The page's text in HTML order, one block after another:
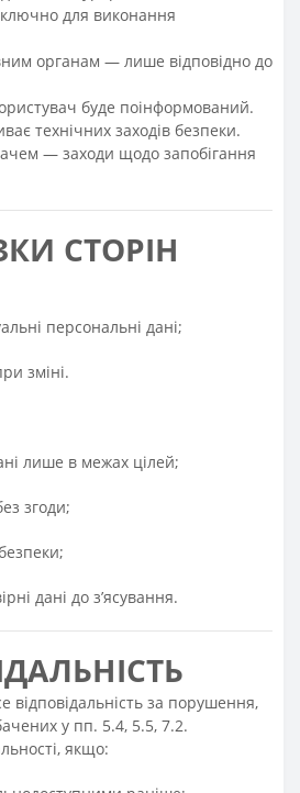
для виконання
органам — лише відповідно до
буде поінформований.
технічних заходів безпеки.
— заходи щодо запобігання
СТОРІН
персональні дані;
зміні.
лише в межах цілей;
згоди;
дані до з’ясування.
відповідальність за порушення,
у пп. 5.4, 5.5, 7.2.
якщо: